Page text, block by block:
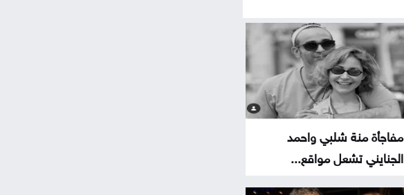
مفاجأة منة شلبي واحمد
الجنايني تشعل مواقع...